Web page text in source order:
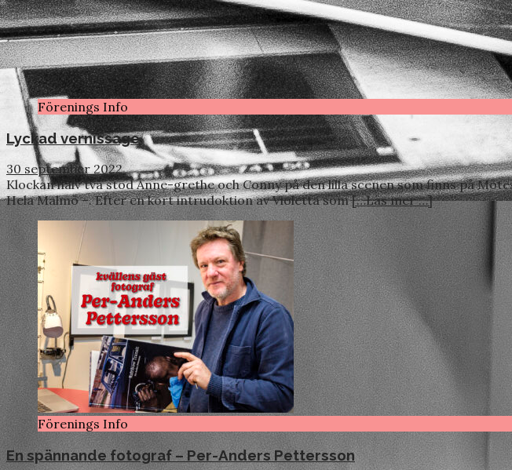
Förenings Info
Lyckad vernissage
30 september 2022
Klockan halv två stod Anne-grethe och Conny på den lilla scenen som finns på
Hela Malmö –. Efter en kort intrudoktion av Violetta som[…Läs mer …]
Förenings Info
En spännande fotograf – Per-Anders Pettersson